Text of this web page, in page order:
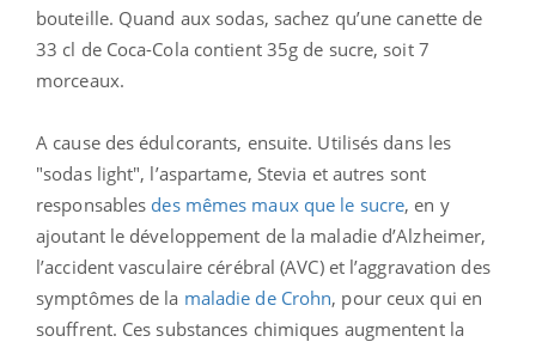
bouteille. Quand aux sodas, sachez qu’une canette de
33 cl de Coca-Cola contient 35g de sucre, soit 7
morceaux.
A cause des édulcorants, ensuite. Utilisés dans les
"sodas light", l’aspartame, Stevia et autres sont
responsables des mêmes maux que le sucre, en y
ajoutant le développement de la maladie d’Alzheimer,
l’accident vasculaire cérébral (AVC) et l’aggravation des
symptômes de la maladie de Crohn, pour ceux qui en
souffrent. Ces substances chimiques augmentent la